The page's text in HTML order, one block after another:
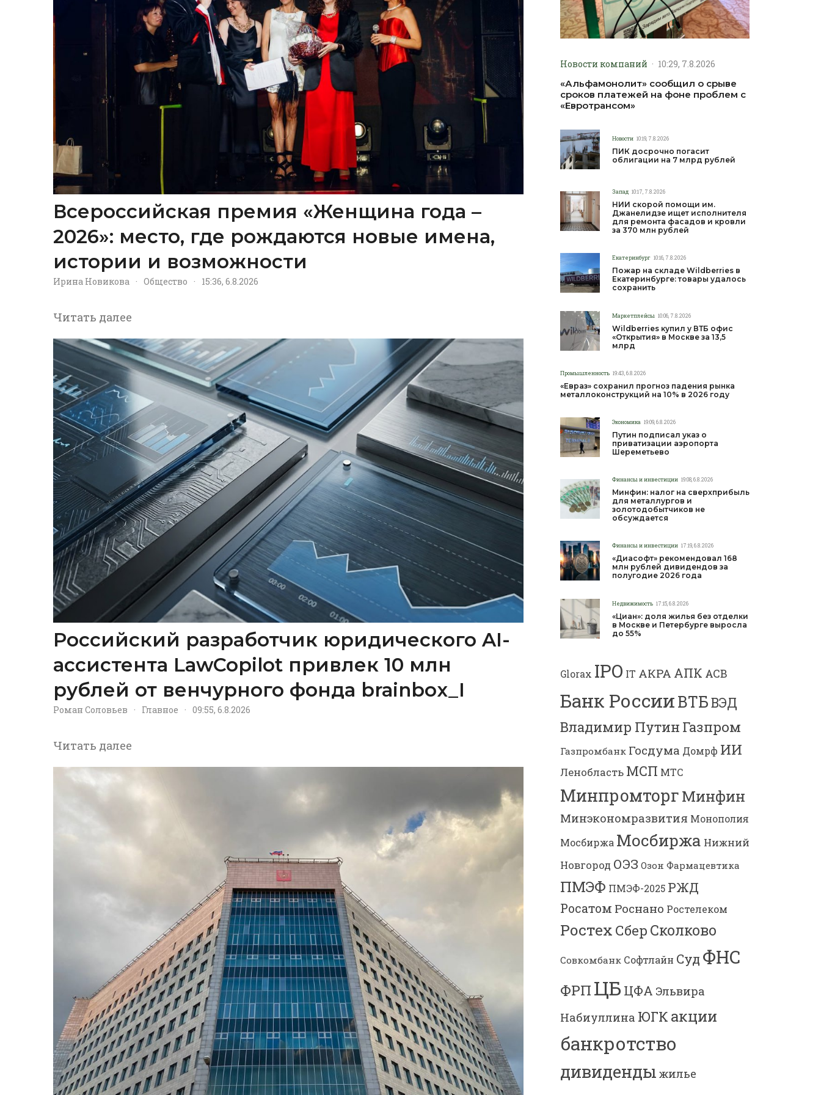
Всероссийская премия «Женщина года –
2026»: место, где рождаются новые имена,
истории и возможности
Ирина Новикова · Общество · 15:36, 6.8.2026
Читать далее
Российский разработчик юридического AI-
ассистента LawCopilot привлек 10 млн
рублей от венчурного фонда brainbox_I
Роман Соловьев · Главное · 09:55, 6.8.2026
Читать далее
Новости компаний · 10:29, 7.8.2026
«Альфамонолит» сообщил о срыве
сроков платежей на фоне проблем с
«Евротрансом»
Новости 10:19, 7.8.2026
ПИК досрочно погасит
облигации на 7 млрд рублей
Запад 10:17, 7.8.2026
НИИ скорой помощи им.
Джанелидзе ищет исполнителя
для ремонта фасадов и кровли
за 370 млн рублей
Екатеринбург 10:16, 7.8.2026
Пожар на складе Wildberries в
Екатеринбурге: товары удалось
сохранить
Маркетплейсы 10:06, 7.8.2026
Wildberries купил у ВТБ офис
«Открытия» в Москве за 13,5
млрд
Промышленность 19:43, 6.8.2026
«Евраз» сохранил прогноз падения рынка
металлоконструкций на 10% в 2026 году
Экономика 19:09, 6.8.2026
Путин подписал указ о
приватизации аэропорта
Шереметьево
Финансы и инвестиции 19:08, 6.8.2026
Минфин: налог на сверхприбыль
для металлургов и
золотодобытчиков не
обсуждается
Финансы и инвестиции 17:19, 6.8.2026
«Диасофт» рекомендовал 168
млн рублей дивидендов за
полугодие 2026 года
Недвижимость 17:15, 6.8.2026
«Циан»: доля жилья без отделки
в Москве и Петербурге выросла
до 55%
Glorax IPO IT АКРА АПК АСВ
Банк РоссииВТБВЭД
Владимир Путин Газпром
Газпромбанк Госдума Домрф ИИ
Ленобласть МСП МТС
МинпромторгМинфин
Минэкономразвития Монополия
Мосбиржа Мосбиржа Нижний
Новгород ОЭЗ Озон Фармацевтика
ПМЭФ ПМЭФ-2025 РЖД
Росатом Роснано Ростелеком
Ростех Сбер Сколково
Совкомбанк Софтлайн Суд ФНС
ФРП ЦБ ЦФА Эльвира
Набиуллина ЮГК акции
банкротство
дивиденды жилье